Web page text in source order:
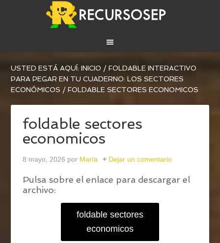
USTED ESTÁ AQUÍ:INICIO / FOLDABLE INTERACTIVO
PARA PEGAR EN TU CUADERNO: LOS SECTORES
ECONÓMICOS / FOLDABLE SECTORES ECONOMICOS
foldable sectores
economicos
8 mayo, 2026 por María Dejar un comentario
Pulsa sobre el enlace para descargar el
archivo:
foldable sectores
economicos